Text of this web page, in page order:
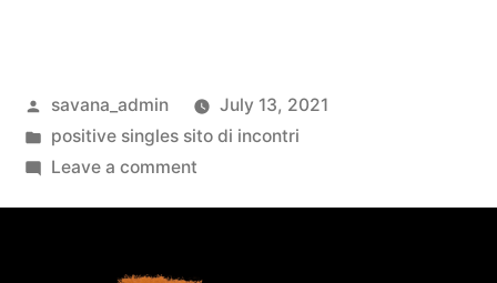
savana_admin
July 13, 2021
positive singles sito di incontri
Leave a comment